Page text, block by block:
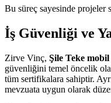
Bu süreç sayesinde projeler
İş Güvenliği ve
Zirve Vinç, Şile Teke
güvenliğini temel öncelik
tüm sertifikalara sahiptir.
mevzuata uygun olarak